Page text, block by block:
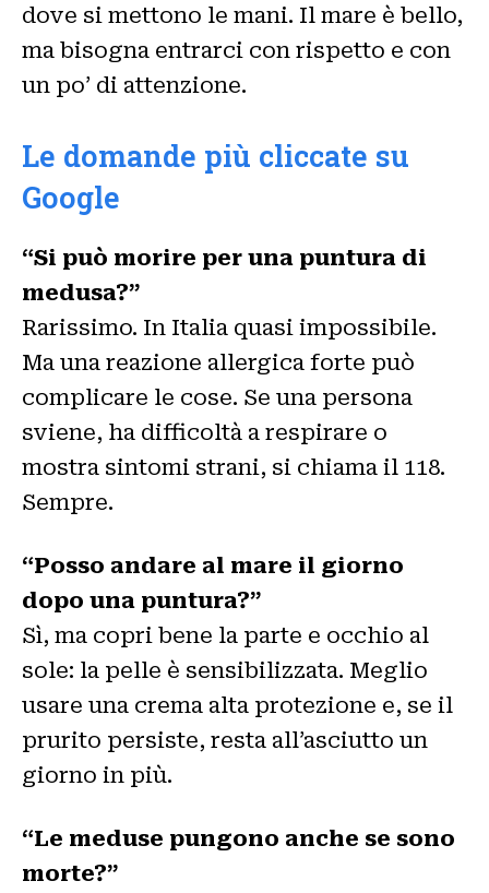
dove si mettono le mani. Il mare è bello,
ma bisogna entrarci con rispetto e con
un po’ di attenzione.
Le domande più cliccate su
Google
“Si può morire per una puntura di
medusa?”
Rarissimo. In Italia quasi impossibile.
Ma una reazione allergica forte può
complicare le cose. Se una persona
sviene, ha difficoltà a respirare o
mostra sintomi strani, si chiama il 118.
Sempre.
“Posso andare al mare il giorno
dopo una puntura?”
Sì, ma copri bene la parte e occhio al
sole: la pelle è sensibilizzata. Meglio
usare una crema alta protezione e, se il
prurito persiste, resta all’asciutto un
giorno in più.
“Le meduse pungono anche se sono
morte?”